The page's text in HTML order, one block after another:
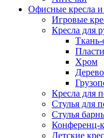
Офисные кресла и
Игровые
Кресла для
Ткань-
Хром
Дерево
Кресла для
Стулья для
Стулья
Конференц-
Детские